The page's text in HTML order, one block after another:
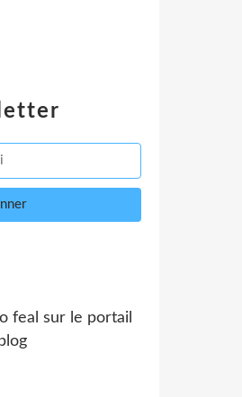
feal sur le portail